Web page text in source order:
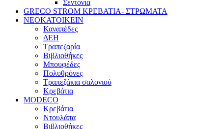
Σεντόνια
GRECO STROM ΚΡΕΒΑΤΙΑ- ΣΤΡΩΜΑΤΑ
ΝΕΟΚΑΤΟΙΚΕΙΝ
Καναπέδες
ΔΕΗ
Τραπεζαρία
Βιβλιοθήκες
Μπουφέδες
Πολυθρόνες
Τραπεζάκια σαλονιού
Κρεβάτια
MODECO
Κρεβάτια
Ντουλάπα
Βιβλιοθήκες